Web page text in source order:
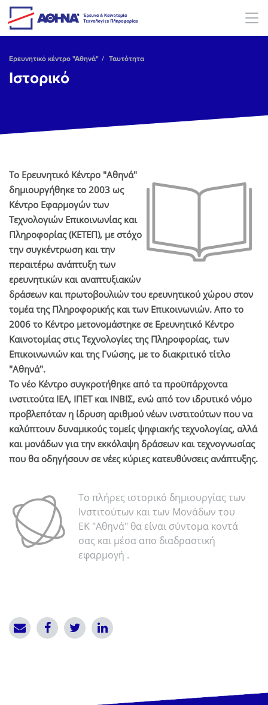
Skip to main content
Ερευνητικό κέντρο "Αθηνά" Ταυτότητα
Ιστορικό
Το Ερευνητικό Κέντρο "Αθηνά"
δημιουργήθηκε το 2003 ως
Κέντρο Εφαρμογών των
Τεχνολογιών Επικοινωνίας και
Πληροφορίας (ΚΕΤΕΠ), με στόχο
την συγκέντρωση και την
περαιτέρω ανάπτυξη των
ερευνητικών και αναπτυξιακών
δράσεων και πρωτοβουλιών του ερευνητικού χώρου στον
τομέα της Πληροφορικής και των Επικοινωνιών. Απο το
2006 το Κέντρο μετονομάστηκε σε Ερευνητικό Κέντρο
Καινοτομίας στις Τεχνολογίες της Πληροφορίας, των
Επικοινωνιών και της Γνώσης, με το διακριτικό τίτλο
"Αθηνά".
Το νέο Κέντρο συγκροτήθηκε από τα προϋπάρχοντα
ινστιτούτα ΙΕΛ, ΙΠΕΤ και ΙΝΒΙΣ, ενώ από τον ιδρυτικό νόμο
προβλεπόταν η ίδρυση αριθμού νέων ινστιτούτων που να
καλύπτουν δυναμικούς τομείς ψηφιακής τεχνολογίας, αλλά
και μονάδων για την εκκόλαψη δράσεων και τεχνογνωσίας
που θα οδηγήσουν σε νέες κύριες κατευθύνσεις ανάπτυξης.
Το πλήρες ιστορικό δημιουργίας των
Ινστιτούτων και των Μονάδων του
ΕΚ "Αθηνά" θα είναι σύντομα κοντά
σας και μέσα απο διαδραστική
εφαρμογή .